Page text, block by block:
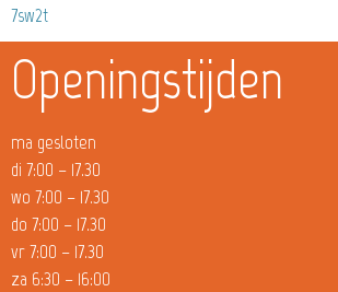
7sw2t
Openingstijden
ma gesloten
di 7:00 – 17.30
wo 7:00 – 17.30
do 7:00 – 17.30
vr 7:00 – 17.30
za 6:30 – 16:00